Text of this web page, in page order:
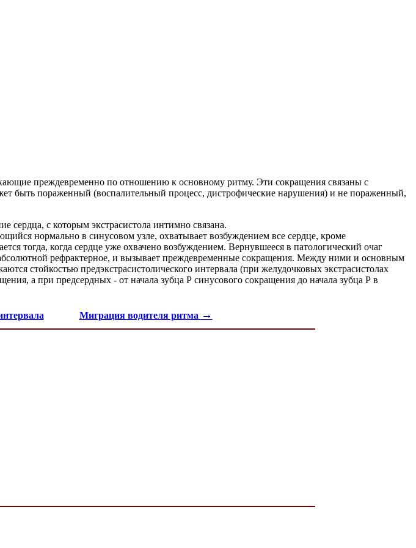
преждевременно по отношению к основному ритму. Эти сокращения связаны с
быть пораженный (воспалительный процесс, дистрофические нарушения) и не пораженный,
сердца, с которым экстрасистола интимно связана.
нормально в синусовом узле, охватывает возбуждением все сердце, кроме
тогда, когда сердце уже охвачено возбуждением. Вернувшееся в патологический очаг
рефрактерное, и вызывает преждевременные сокращения. Между ними и основным
стойкостью предэкстрасистолического интервала (при желудочковых экстрасистолах
а при предсердных - от начала зубца Р синусового сокращения до начала зубца Р в
Миграция водителя ритма →